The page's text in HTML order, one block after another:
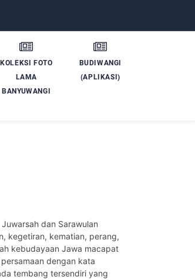
KOLEKSI FOTO
LAMA
BANYUWANGI
BUDIWANGI
(APLIKASI)
dan Sarawulan
kegetiran, kematian, perang,
kebudayaan Jawa macapat
dengan kata
tembang tersendiri yang